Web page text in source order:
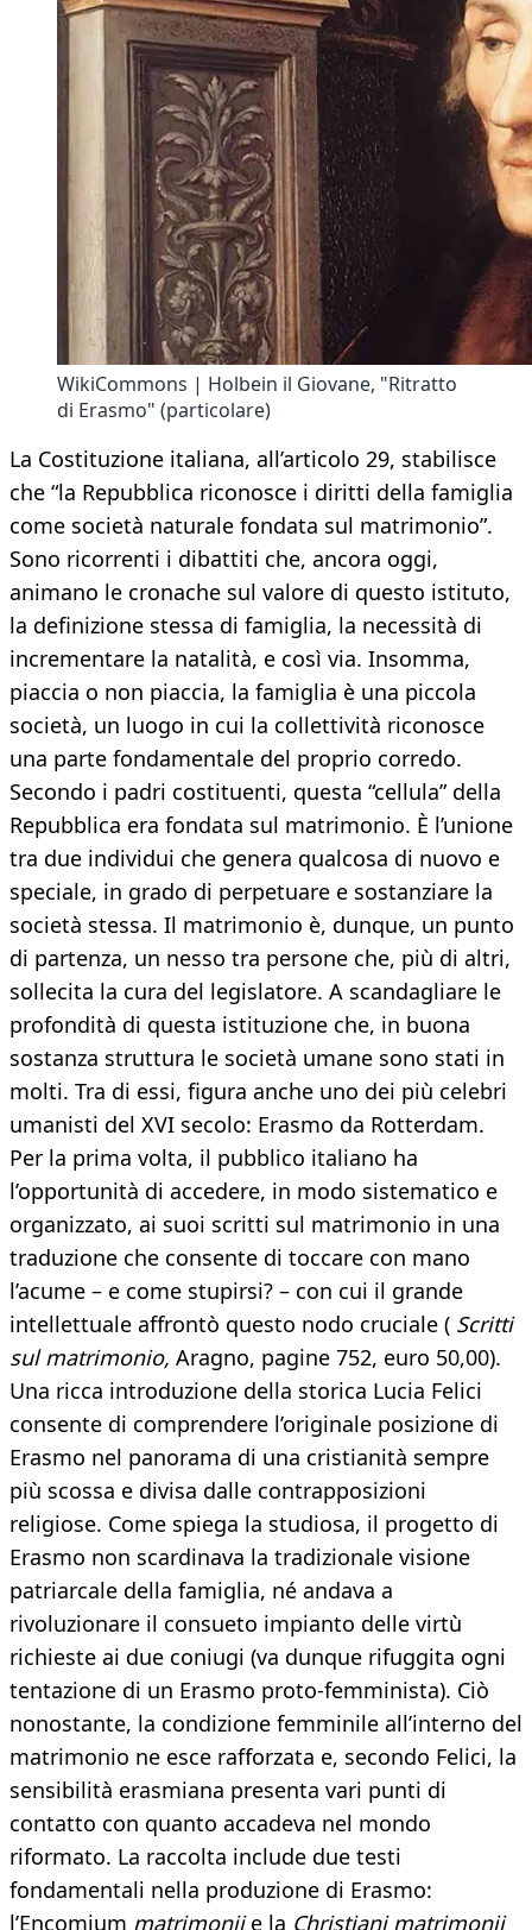
WikiCommons | Holbein il Giovane, "Ritratto
di Erasmo" (particolare)
La Costituzione italiana, all’articolo 29, stabilisce
che “la Repubblica riconosce i diritti della famiglia
come società naturale fondata sul matrimonio”.
Sono ricorrenti i dibattiti che, ancora oggi,
animano le cronache sul valore di questo istituto,
la definizione stessa di famiglia, la necessità di
incrementare la natalità, e così via. Insomma,
piaccia o non piaccia, la famiglia è una piccola
società, un luogo in cui la collettività riconosce
una parte fondamentale del proprio corredo.
Secondo i padri costituenti, questa “cellula” della
Repubblica era fondata sul matrimonio. È l’unione
tra due individui che genera qualcosa di nuovo e
speciale, in grado di perpetuare e sostanziare la
società stessa. Il matrimonio è, dunque, un punto
di partenza, un nesso tra persone che, più di altri,
sollecita la cura del legislatore. A scandagliare le
profondità di questa istituzione che, in buona
sostanza struttura le società umane sono stati in
molti. Tra di essi, figura anche uno dei più celebri
umanisti del XVI secolo: Erasmo da Rotterdam.
Per la prima volta, il pubblico italiano ha
l’opportunità di accedere, in modo sistematico e
organizzato, ai suoi scritti sul matrimonio in una
traduzione che consente di toccare con mano
l’acume – e come stupirsi? – con cui il grande
intellettuale affrontò questo nodo cruciale ( Scritti
sul matrimonio, Aragno, pagine 752, euro 50,00).
Una ricca introduzione della storica Lucia Felici
consente di comprendere l’originale posizione di
Erasmo nel panorama di una cristianità sempre
più scossa e divisa dalle contrapposizioni
religiose. Come spiega la studiosa, il progetto di
Erasmo non scardinava la tradizionale visione
patriarcale della famiglia, né andava a
rivoluzionare il consueto impianto delle virtù
richieste ai due coniugi (va dunque rifuggita ogni
tentazione di un Erasmo proto-femminista). Ciò
nonostante, la condizione femminile all’interno del
matrimonio ne esce rafforzata e, secondo Felici, la
sensibilità erasmiana presenta vari punti di
contatto con quanto accadeva nel mondo
riformato. La raccolta include due testi
fondamentali nella produzione di Erasmo:
l’Encomium matrimoniie la Christiani matrimonii